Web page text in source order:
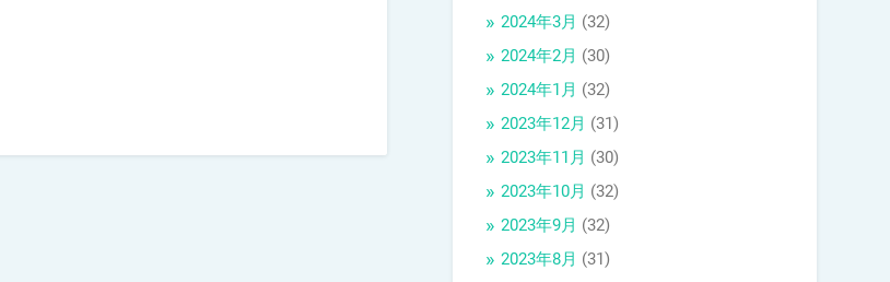
2024年3月 (32)
2024年2月 (30)
2024年1月 (32)
2023年12月 (31)
2023年11月 (30)
2023年10月 (32)
2023年9月 (32)
2023年8月 (31)